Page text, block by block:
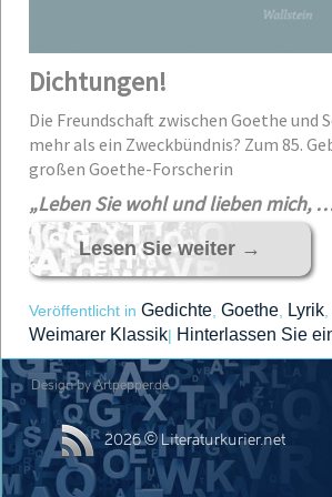
Dichtungen!
Die Freundschaft zwischen Goethe und
mehr als ein Zweckbündnis? Zum 85.
großen Goethe-Forscherin
„Leben Sie wohl und lieben mich,
Lesen Sie weiter →
Veröffentlicht in Gedichte Goethe Lyrik
Weimarer Klassik| Hinterlassen Sie
2026 © Literaturkurier.net
Design by Artpepper.de